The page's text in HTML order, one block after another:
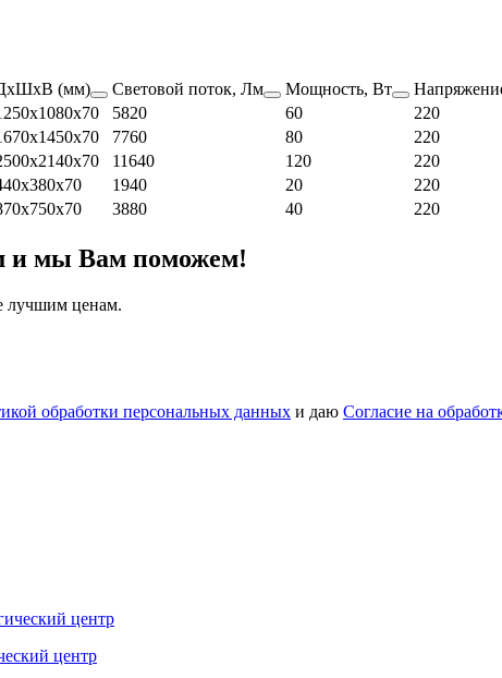
(мм) Световой поток, Лм Мощность, Вт
5820 60 220
7760 80 220
11640 120 220
1940 20 220
3880 40 220
и мы Вам поможем!
лучшим ценам.
обработки персональных данных и даю Согласие на
центр